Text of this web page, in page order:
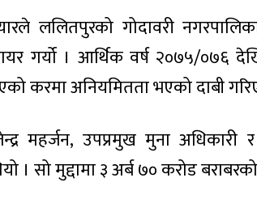
ललितपुरको गोदावरी
दायर गर्यो । आर्थिक वर्ष २०७५/०७६
करमा अनियमितता भएको दाबी
महर्जन, उपप्रमुख मुना अधिकारी
। सो मुद्दामा ३ अर्ब ७० करोड